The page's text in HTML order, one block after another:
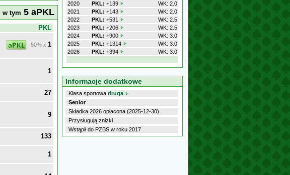
w tym 5 aPKL
PKL
50% x 1
1
27
9
133
1
2020
PKL: +139
WK: 2.0
2021
PKL: +143
WK: 2.0
2022
PKL: +531
WK: 2.5
2023
PKL: +206
WK: 2.5
2024
PKL: +900
WK: 3.0
2025
PKL: +1314
WK: 3.0
2026
PKL: +394 WK: 3.0
Informacje dodatkowe
Klasa sportowa druga
Senior
Składka 2026 opłacona (2025-12-30)
Przysługują zniżki
Wstąpił do PZBS w roku 2017